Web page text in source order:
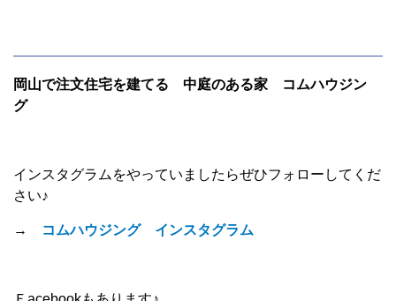
岡山で注文住宅を建てる 中庭のある家 コムハウジン
グ
インスタグラムをやっていましたらぜひフォローしてくだ
さい♪
→ コムハウジング インスタグラム